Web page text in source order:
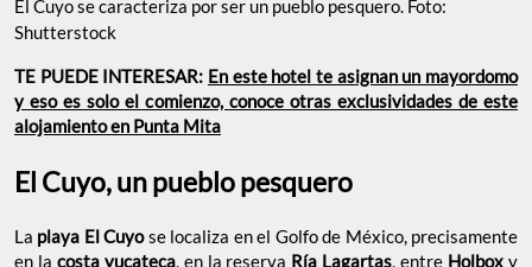
El Cuyo se caracteriza por ser un pueblo pesquero. Foto:
Shutterstock
TE PUEDE INTERESAR: En este hotel te asignan un mayordomo
y eso es solo el comienzo, conoce otras exclusividades de este
alojamiento en Punta Mita
El Cuyo, un pueblo pesquero
La playa El Cuyose localiza en el Golfo de México, precisamente
en la costa yucateca, en la reserva Ría Lagartas, entre Holboxy